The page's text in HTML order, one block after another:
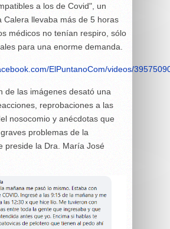
a los de Covid", un
Calera llevaba más de 5 horas
médicos no tenían respiro, sólo
para una enorme demanda.
ElPuntanoCom/videos/
de las imágenes desató una
reprobaciones a las
nosocomio y anécdotas que
problemas de la
preside la Dra. María José